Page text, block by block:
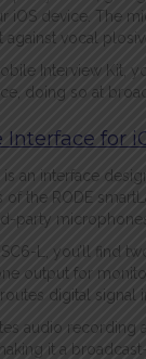
iOS device. The
against vocal
Interview Kit,
doing so at
Interface for
is an interface
of the RODE
party
L, you’ll find
output for
digital signal
audio recording
it a